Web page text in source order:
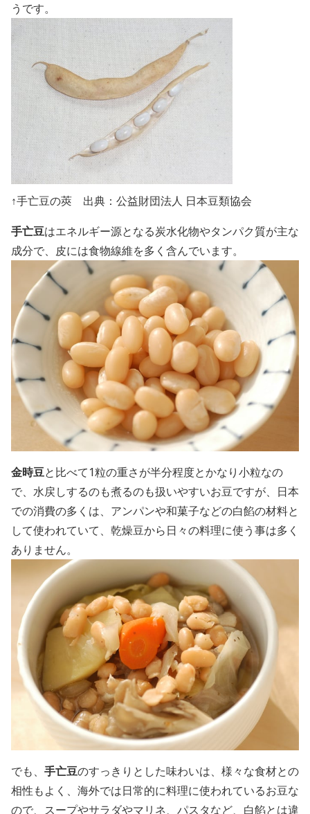
うです。
↑手亡豆の莢 出典：公益財団法人 日本豆類協会
手亡豆はエネルギー源となる炭水化物やタンパク質が主な
成分で、皮には食物線維を多く含んでいます。
金時豆と比べて1粒の重さが半分程度とかなり小粒なの
で、水戻しするのも煮るのも扱いやすいお豆ですが、日本
での消費の多くは、アンパンや和菓子などの白餡の材料と
して使われていて、乾燥豆から日々の料理に使う事は多く
ありません。
でも、 手亡豆のすっきりとした味わいは、様々な食材との
相性もよく、海外では日常的に料理に使われているお豆な
ので、スープやサラダやマリネ、パスタなど、白餡とは違